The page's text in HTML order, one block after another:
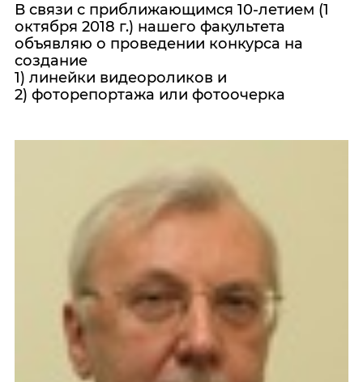
В связи с приближающимся 10-летием (1
октября 2018 г.) нашего факультета
объявляю о проведении конкурса на
создание
1) линейки видеороликов и
2) фоторепортажа или фотоочерка